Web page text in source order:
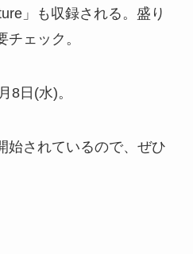
」も収録される。盛り
ェック。
8日(水)。
始されているので、ぜひ